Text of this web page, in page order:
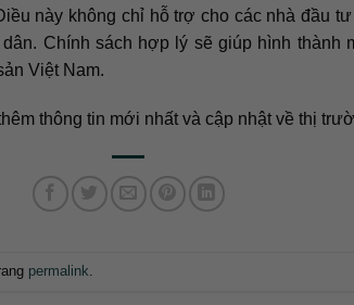
này không chỉ hỗ trợ cho các nhà đầu
Chính sách hợp lý sẽ giúp hình thành
Việt Nam.
thông tin mới nhất và cập nhật về thị
permalink